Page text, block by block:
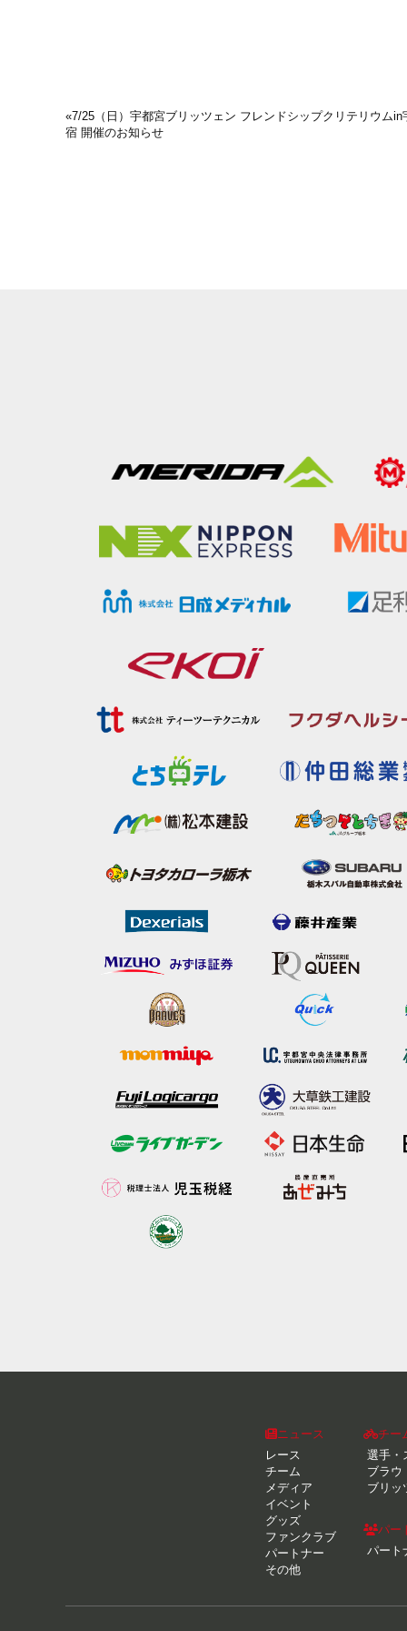
«7/25（日）宇都宮ブリッツェン フレンドシップクリテリウムin
宿 開催のお知らせ
ニュース
レース
チーム
メディア
イベント
グッズ
ファンクラブ
パートナー
その他
チー
選手・
ブラウ
ブリッ
パー
パート